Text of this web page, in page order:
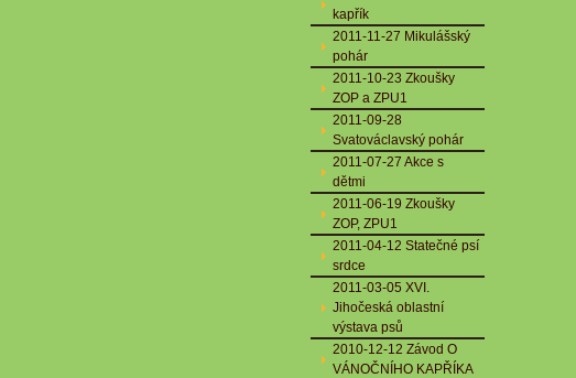
kapřík
2011-11-27 Mikulášský
pohár
2011-10-23 Zkoušky
ZOP a ZPU1
2011-09-28
Svatováclavský pohár
2011-07-27 Akce s
dětmi
2011-06-19 Zkoušky
ZOP, ZPU1
2011-04-12 Statečné psí
srdce
2011-03-05 XVI.
Jihočeská oblastní
výstava psů
2010-12-12 Závod O
VÁNOČNÍHO KAPŘÍKA